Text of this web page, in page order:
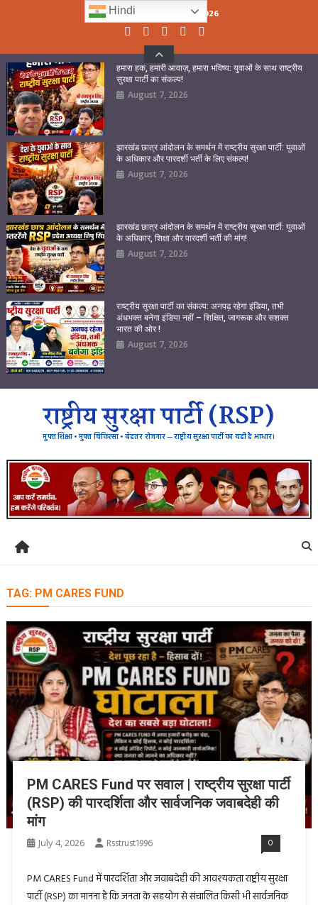
Saturday, August 08, 2026
हमारा हक, हमारी आवाज़, हमारा भविष्य: युवाओं के साथ राष्ट्रीय
सुरक्षा पार्टी का संकल्प!
August 7, 2026
झारखंड छात्र आंदोलन के समर्थन में राष्ट्रीय सुरक्षा पार्टी: युवाओं
के अधिकार और पारदर्शी भर्ती के लिए संकल्प!
August 7, 2026
झारखंड छात्र आंदोलन के समर्थन में राष्ट्रीय सुरक्षा पार्टी: युवाओं
के अधिकार, शिक्षा और पारदर्शी भर्ती की मांग!
August 7, 2026
राष्ट्रीय सुरक्षा पार्टी का संकल्प: अनपढ़ रहेगा इंडिया, तभी
अंधभक्त बनेगा इंडिया नहीं – शिक्षित, जागरूक और सशक्त
भारत की ओर !
August 7, 2026
राष्ट्रीय सुरक्षा पार्टी (RSP)
मुफ्त शिक्षा • मुफ्त चिकित्सा • बेहतर रोजगार — राष्ट्रीय सुरक्षा पार्टी का यही है आधार।
TAG: PM CARES FUND
PM CARES Fund पर सवाल | राष्ट्रीय सुरक्षा पार्टी
(RSP) की पारदर्शिता और सार्वजनिक जवाबदेही की
मांग
July 4, 2026 Rsstrust1996 0
PM CARES Fund में पारदर्शिता और जवाबदेही की आवश्यकता राष्ट्रीय सुरक्षा
पार्टी (RSP) का मानना है कि जनता के सहयोग से संचालित किसी भी सार्वजनिक
Hindi